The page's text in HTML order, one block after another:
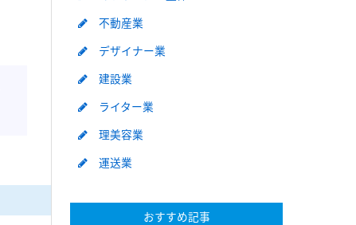
不動産業
デザイナー業
建設業
ライター業
理美容業
運送業
おすすめ記事